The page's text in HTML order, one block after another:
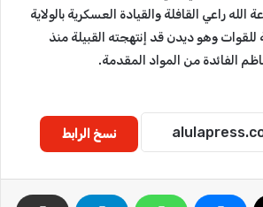
الله راعي القافلة والقيادة العسكرية بالولاية
وهو ديدن قد إنتهجته القبيلة منذ
الفائدة من المواد المقدمة.
نسخ الرابط